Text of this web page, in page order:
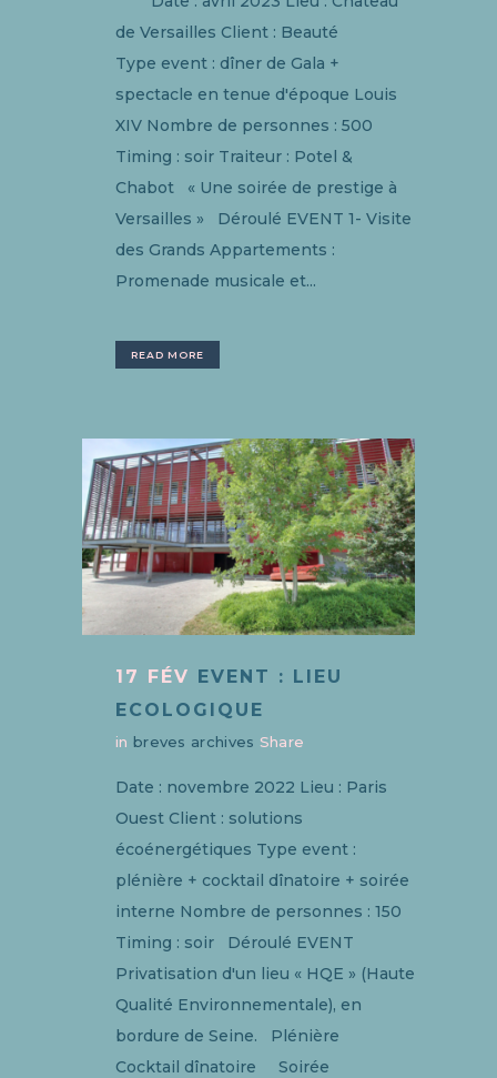
de Versailles Client : Beauté
Type event : dîner de Gala +
spectacle en tenue d'époque Louis
XIV Nombre de personnes : 500
Timing : soir Traiteur : Potel &
Chabot « Une soirée de prestige à
Versailles » Déroulé EVENT 1- Visite
des Grands Appartements :
Promenade musicale et...
READ MORE
17 FÉV EVENT : LIEU
ECOLOGIQUE
in breves archives Share
Date : novembre 2022 Lieu : Paris
Ouest Client : solutions
écoénergétiques Type event :
plénière + cocktail dînatoire + soirée
interne Nombre de personnes : 150
Timing : soir Déroulé EVENT
Privatisation d'un lieu « HQE » (Haute
Qualité Environnementale), en
bordure de Seine. Plénière
Cocktail dînatoire Soirée